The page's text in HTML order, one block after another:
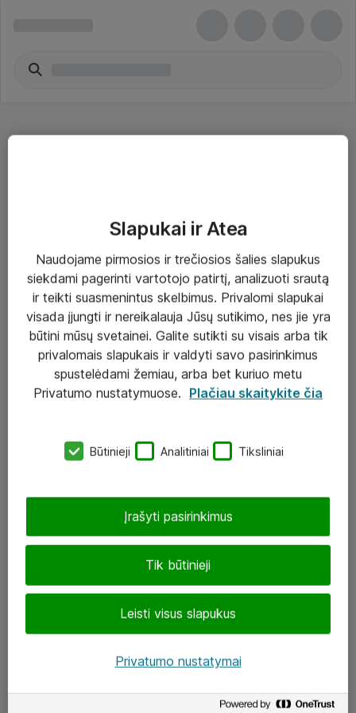
Sprendimai ir paslaugos
Paslaugos
Sprendimai
Įgyvendinti projektai
Atea ekspertų patarimai verslui
UAB „ATEA“
J. Rutkausko g. 6, Vilnius
Atea kontaktai
Aplankykite mus
Slapukai ir Atea
Naudojame pirmosios ir trečiosios šalies slapukus
siekdami pagerinti vartotojo patirtį, analizuoti srautą
ir teikti suasmenintus skelbimus. Privalomi slapukai
visada įjungti ir nereikalauja Jūsų sutikimo, nes jie yra
būtini mūsų svetainei. Galite sutikti su visais arba tik
privalomais slapukais ir valdyti savo pasirinkimus
spustelėdami žemiau, arba bet kuriuo metu
Privatumo nustatymuose. Plačiau skaitykite čia
Būtinieji Analitiniai Tiksliniai
Tik būtinieji
Leisti visus slapukus
Įrašyti pasirinkimus
Privatumo nustatymai